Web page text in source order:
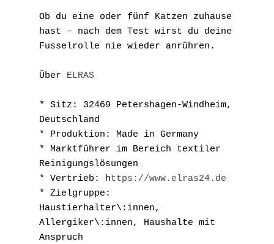
Ob du eine oder fünf Katzen zuhause
hast – nach dem Test wirst du deine
Fusselrolle nie wieder anrühren.
Über ELRAS
* Sitz: 32469 Petershagen-Windheim,
Deutschland
* Produktion: Made in Germany
* Marktführer im Bereich textiler
Reinigungslösungen
* Vertrieb: https://www.elras24.de
* Zielgruppe:
Haustierhalter\:innen,
Allergiker\:innen, Haushalte mit
Anspruch